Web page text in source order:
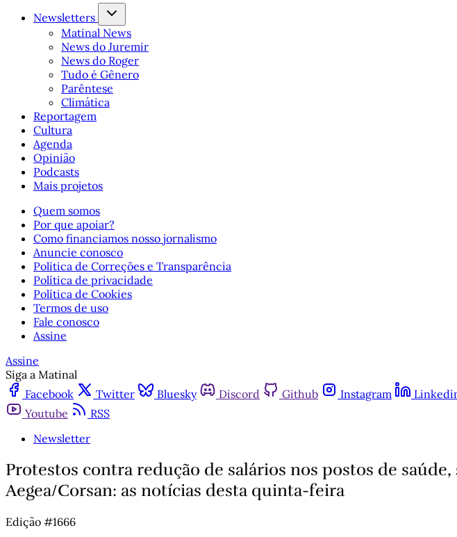
Newsletters
Matinal News
News do Juremir
News do Roger
Tudo é Gênero
Parêntese
Climática
Reportagem
Cultura
Agenda
Opinião
Podcasts
Mais projetos
Quem somos
Por que apoiar?
Como financiamos nosso jornalismo
Anuncie conosco
Política de Correções e Transparência
Política de privacidade
Política de Cookies
Termos de uso
Fale conosco
Assine
Assine
Siga a Matinal
Facebook
Twitter Bluesky Discord Github Instagram
Youtube
RSS
Newsletter
Protestos contra redução de salários nos postos de
Aegea/Corsan: as notícias desta quinta-feira
Edição #1666